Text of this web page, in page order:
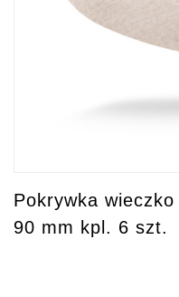
Pokrywka
90 mm kpl. 6 szt.